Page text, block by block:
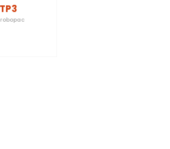
robopac